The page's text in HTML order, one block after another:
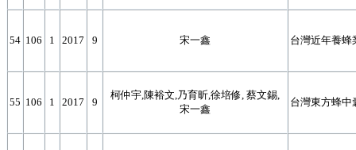
54 106 1 2017 9 宋一鑫 台灣近年養蜂
55 106 1 2017 9
柯仲宇,陳裕文,乃育昕,徐培修, 蔡文錫,
宋一鑫
台灣東方蜂中